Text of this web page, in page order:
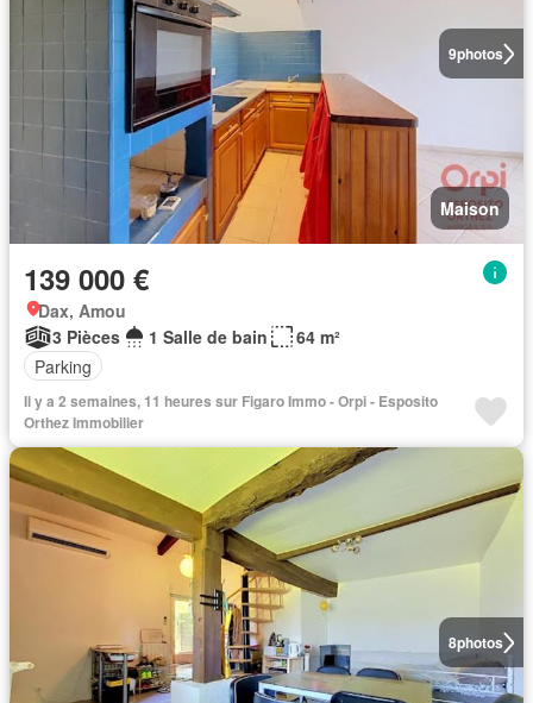
9photos
Maison
139 000 €
Dax, Amou
3 Pièces
1 Salle de bain
64 m²
Parking
Il y a 2 semaines, 11 heures sur Figaro Immo - Orpi - Esposito
Orthez Immobilier
8photos